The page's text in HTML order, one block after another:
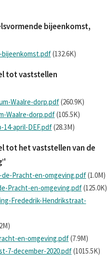
bijeenkomst,
bijeenkomst.pdf(132.6K)
tot vaststellen
Waalre-dorp.pdf(260.9K)
Waalre-dorp.pdf(105.5K)
april-DEF.pdf(28.3M)
tot het vaststellen van de
Pracht-en-omgeving.pdf(1.0M)
Pracht-en-omgeving.pdf(125.0K)
Frededrik-Hendrikstraat-
en-omgeving.pdf(7.9M)
7-december-2020.pdf(1015.5K)